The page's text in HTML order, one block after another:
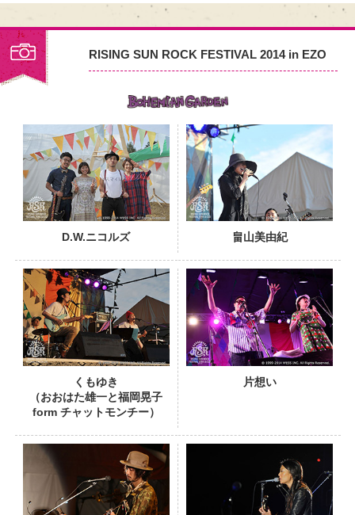
RISING SUN ROCK FESTIVAL 2014 in EZO
D.W.ニコルズ 畠山美由紀
PHOTO
くもゆき
（おおはた雄一と福岡晃子
form チャットモンチー）
片想い
PHOTO
PHOTO